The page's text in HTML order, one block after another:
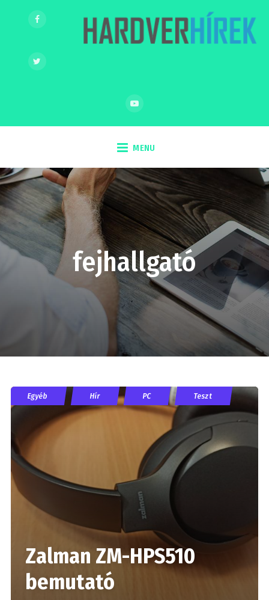
MENU
fejhallgató
Egyéb Hír PC Teszt
Zalman ZM-HPS510
bemutató